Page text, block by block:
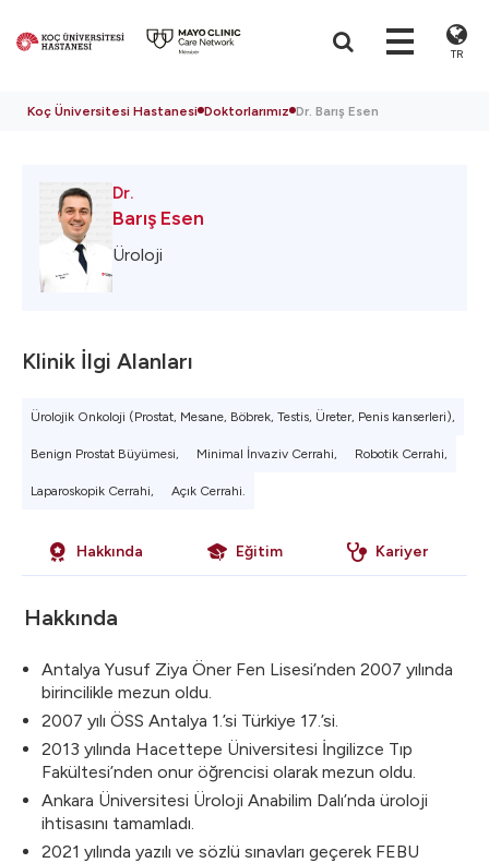
TR
Koç Üniversitesi Hastanesi Doktorlarımız Dr. Barış Esen
Dr.
Barış Esen
Üroloji
Klinik İlgi Alanları
Ürolojik Onkoloji (Prostat, Mesane, Böbrek, Testis, Üreter, Penis kanserleri),
Benign Prostat Büyümesi, Minimal İnvaziv Cerrahi, Robotik Cerrahi,
Laparoskopik Cerrahi, Açık Cerrahi.
Hakkında Eğitim Kariyer
Hakkında
Antalya Yusuf Ziya Öner Fen Lisesi’nden 2007 yılında
birincilikle mezun oldu.
2007 yılı ÖSS Antalya 1.’si Türkiye 17.’si.
2013 yılında Hacettepe Üniversitesi İngilizce Tıp
Fakültesi’nden onur öğrencisi olarak mezun oldu.
Ankara Üniversitesi Üroloji Anabilim Dalı’nda üroloji
ihtisasını tamamladı.
2021 yılında yazılı ve sözlü sınavları geçerek FEBU